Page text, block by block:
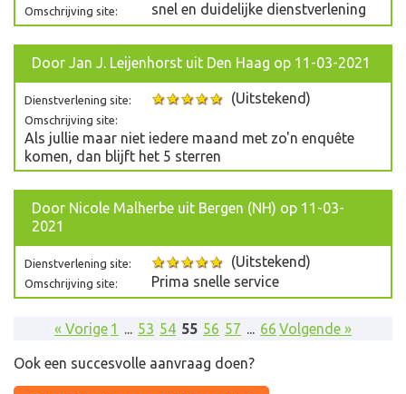
Omschrijving site: snel en duidelijke dienstverlening
Door Jan J. Leijenhorst uit Den Haag op 11-03-2021
Dienstverlening site: (Uitstekend)
Omschrijving site:
Als jullie maar niet iedere maand met zo'n enquête
komen, dan blijft het 5 sterren
Door Nicole Malherbe uit Bergen (NH) op 11-03-
2021
Dienstverlening site: (Uitstekend)
Omschrijving site: Prima snelle service
« Vorige 1 ... 53 54 55 56 57 ... 66 Volgende »
Ook een succesvolle aanvraag doen?